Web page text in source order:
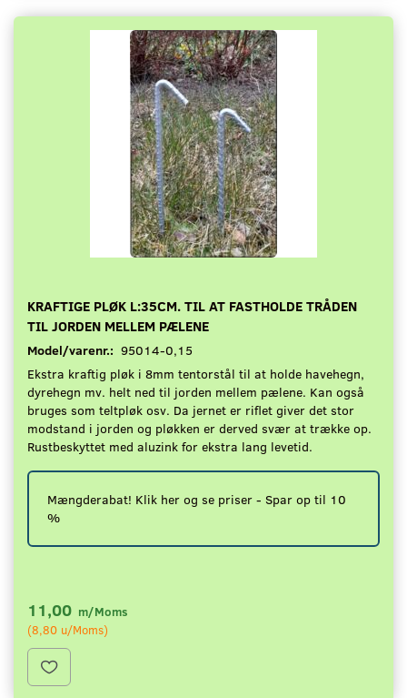
KRAFTIGE PLØK L:35CM. TIL AT FASTHOLDE TRÅDEN
TIL JORDEN MELLEM PÆLENE
Model/varenr.: 95014-0,15
Ekstra kraftig pløk i 8mm tentorstål til at holde havehegn,
dyrehegn mv. helt ned til jorden mellem pælene. Kan også
bruges som teltpløk osv. Da jernet er riflet giver det stor
modstand i jorden og pløkken er derved svær at trække op.
Rustbeskyttet med aluzink for ekstra lang levetid.
Mængderabat! Klik her og se priser - Spar op til 10
%
11,00 m/Moms
(8,80 u/Moms)